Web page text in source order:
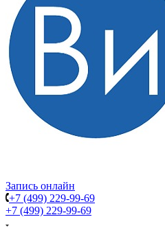
Запись онлайн
+7 (499) 229-99-69
+7 (499) 229-99-69